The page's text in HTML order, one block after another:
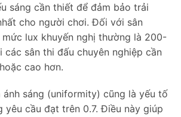
sáng cần thiết để đảm bảo trải
cho người chơi. Đối với sân
lux khuyến nghị thường là 200-
sân thi đấu chuyên nghiệp cần
cao hơn.
sáng (uniformity) cũng là yếu tố
yêu cầu đạt trên 0.7. Điều này giúp